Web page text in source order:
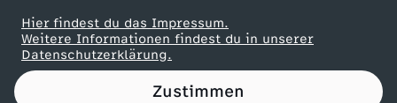
Hier findest du das Impressum.
Weitere Informationen findest du in unserer
Datenschutzerklärung.
Zustimmen
Partner